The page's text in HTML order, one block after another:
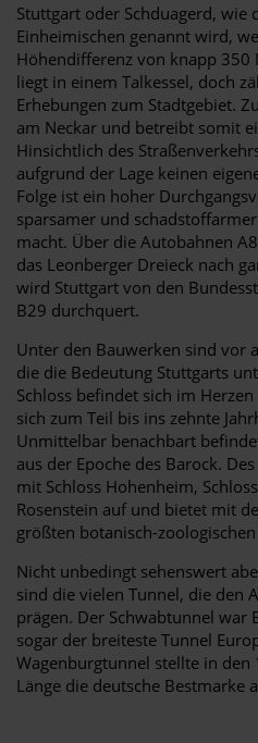
Stuttgart oder Schduagerd, wie
Einheimischen genannt wird,
Höhendifferenz von knapp 350
liegt in einem Talkessel, doch
Erhebungen zum Stadtgebiet.
am Neckar und betreibt somit
Hinsichtlich des
aufgrund der Lage keinen
Folge ist ein hoher
sparsamer und
macht. Über die Autobahnen
das Leonberger Dreieck nach
wird Stuttgart von den
B29 durchquert.
Unter den Bauwerken sind vor
die die Bedeutung Stuttgarts
Schloss befindet sich im
sich zum Teil bis ins zehnte
Unmittelbar benachbart
aus der Epoche des Barock.
mit Schloss Hohenheim,
Rosenstein auf und bietet mit
größten botanisch-
Nicht unbedingt sehenswert
sind die vielen Tunnel, die den
prägen. Der Schwabtunnel war
sogar der breiteste Tunnel
Wagenburgtunnel stellte in den
Länge die deutsche Bestmarke